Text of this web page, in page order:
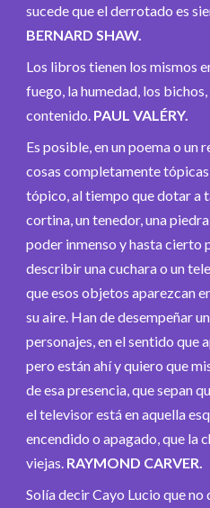
sucede que el derrotado es
BERNARD SHAW.
Los libros tienen los mismos
fuego, la humedad, los
contenido. PAUL VALÉRY.
Es posible, en un poema o un
cosas completamente
tópico, al tiempo que dotar a
cortina, un tenedor, una
poder inmenso y hasta cierto
describir una cuchara o un
que esos objetos aparezcan
su aire. Han de desempeñar
personajes, en el sentido que
pero están ahí y quiero que
de esa presencia, que sepan
el televisor está en aquella
encendido o apagado, que la
viejas. RAYMOND CARVER.
Solía decir Cayo Lucio que no